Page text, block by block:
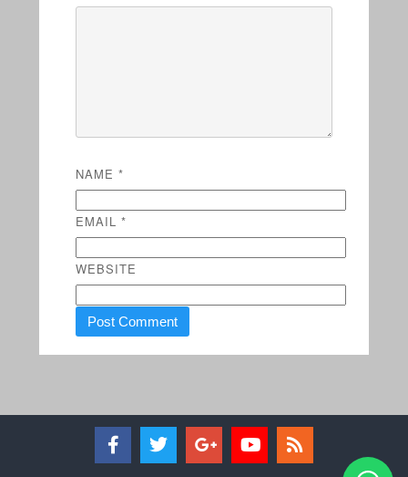
NAME *
EMAIL *
WEBSITE